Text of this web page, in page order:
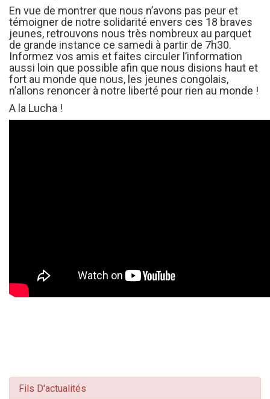
En vue de montrer que nous n’avons pas peur et
témoigner de notre solidarité envers ces 18 braves
jeunes, retrouvons nous très nombreux au parquet
de grande instance ce samedi à partir de 7h30.
Informez vos amis et faites circuler l’information
aussi loin que possible afin que nous disions haut et
fort au monde que nous, les jeunes congolais,
n’allons renoncer à notre liberté pour rien au monde !
A la Lucha !
Fils D'actualités